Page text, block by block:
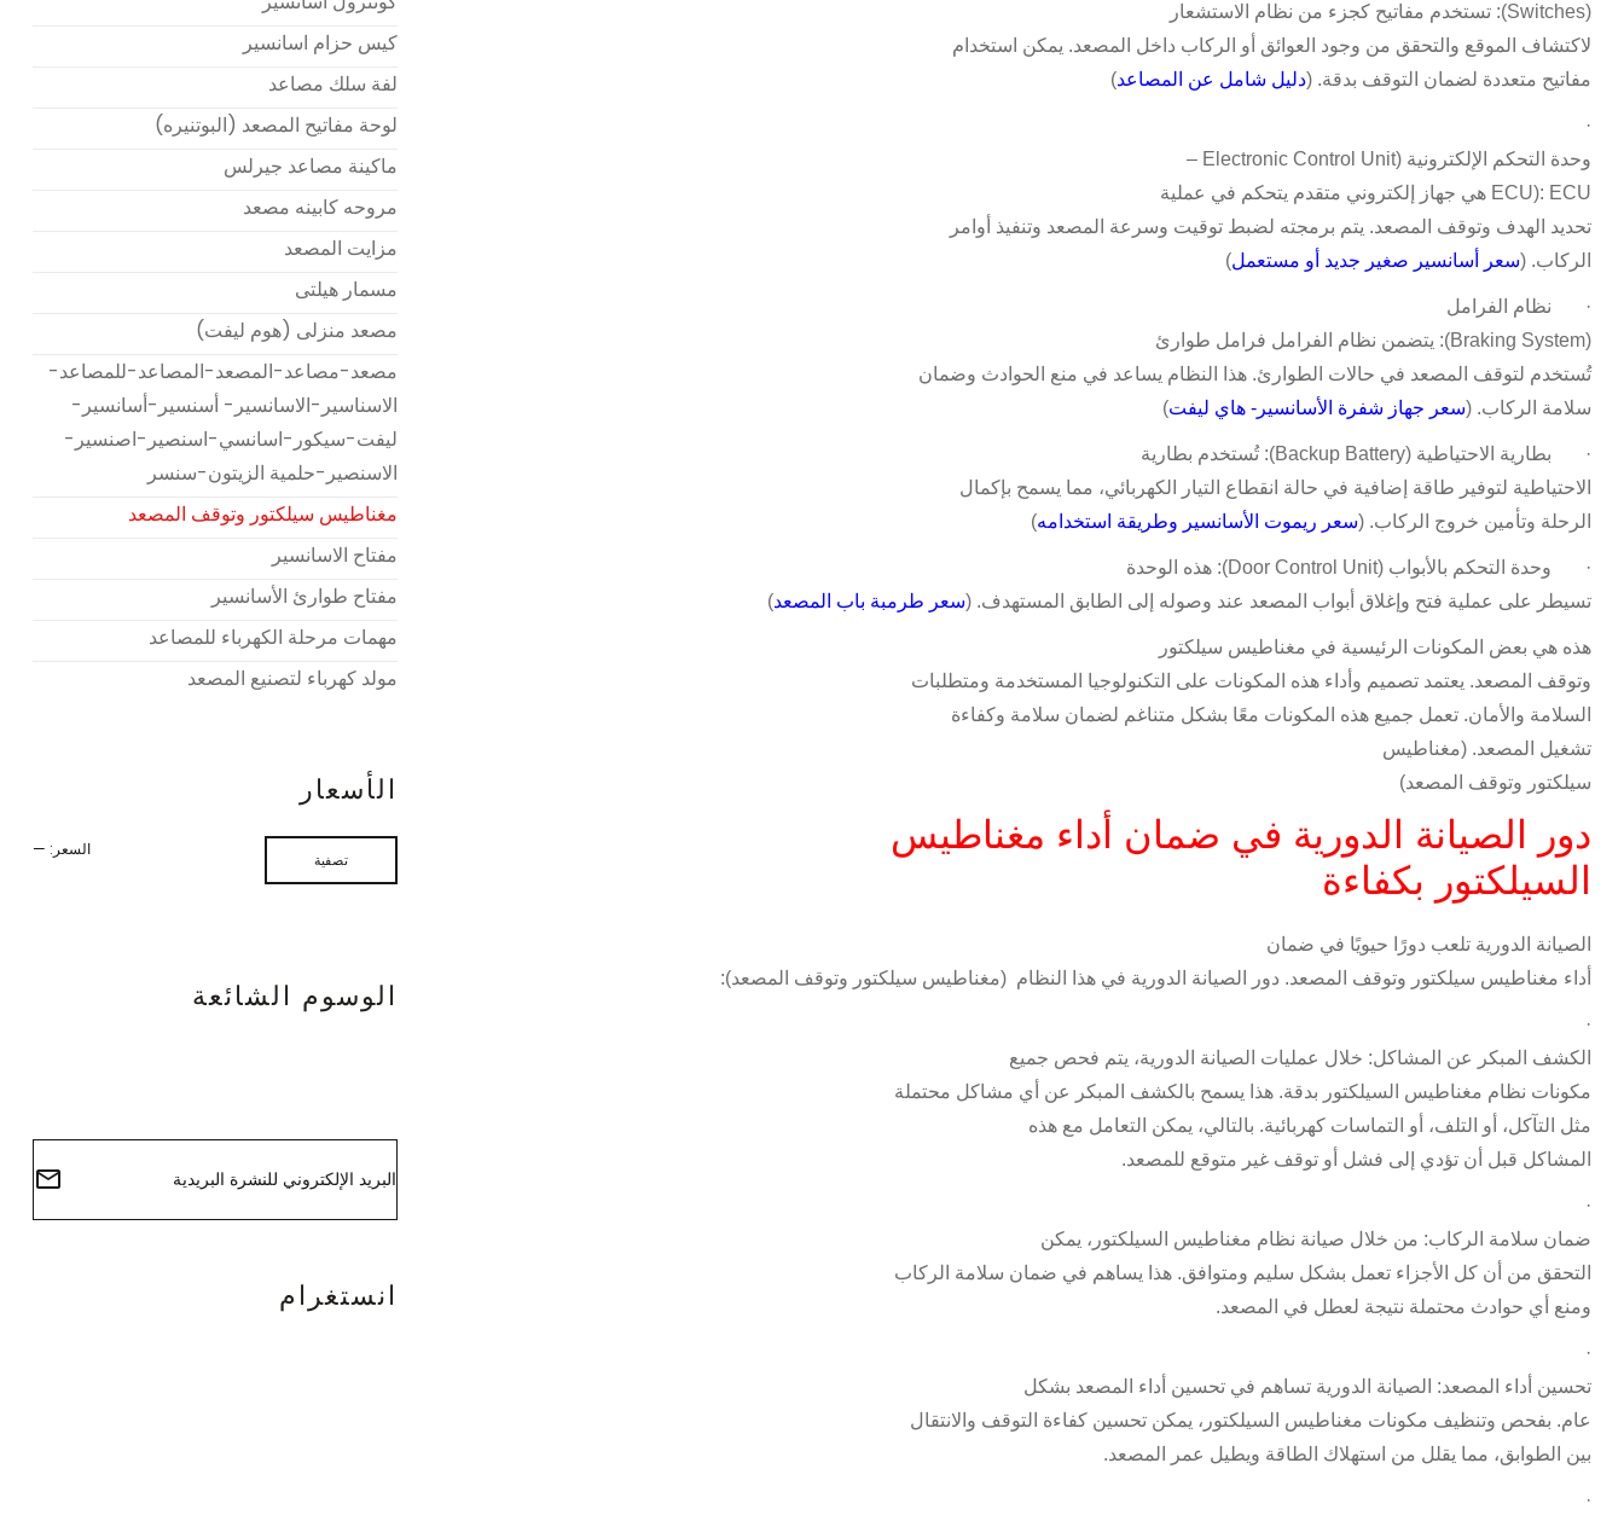
كيس حزام اسانسير
لفة سلك مصاعد
لوحة مفاتيح المصعد (البوتنيره)
ماكينة مصاعد جيرلس
مروحه كابينه مصعد
مزايت المصعد
مسمار هيلتى
مصعد منزلى (هوم ليفت)
مصعد-مصاعد-المصعد-المصاعد-للمصاعد-
الاسناسير-الاسانسير- أسنسير-أسانسير-
ليفت-سيكور-اسانسي-اسنصير-اصنسير-
الاسنصير-حلمية الزيتون-سنسر
مغناطيس سيلكتور وتوقف المصعد
مفتاح الاسانسير
مفتاح طوارئ الأسانسير
مهمات مرحلة الكهرباء للمصاعد
مولد كهرباء لتصنيع المصعد
الأسعار
تصفية
السعر: —
الوسوم الشائعة
انستغرام
(Switches):
تستخدم مفاتيح كجزء من نظام الاستشعار
لاكتشاف الموقع والتحقق من وجود العوائق أو الركاب داخل المصعد. يمكن استخدام
مفاتيح متعددة لضمان التوقف بدقة. (دليل شامل عن المصاعد)
·
وحدة التحكم الإلكترونية (Electronic Control Unit –
ECU): ECU هي جهاز إلكتروني متقدم يتحكم في عملية
تحديد الهدف وتوقف المصعد. يتم برمجته لضبط توقيت وسرعة المصعد وتنفيذ أوامر
الركاب. (سعر أسانسير صغير جديد أو مستعمل)
·
نظام الفرامل
(Braking System):
يتضمن نظام الفرامل فرامل طوارئ
تُستخدم لتوقف المصعد في حالات الطوارئ. هذا النظام يساعد في منع الحوادث وضمان
سلامة الركاب. (سعر جهاز شفرة الأسانسير- هاي ليفت)
· بطارية الاحتياطية (Backup Battery):
تُستخدم بطارية
الاحتياطية لتوفير طاقة إضافية في حالة انقطاع التيار الكهربائي، مما يسمح بإكمال
الرحلة وتأمين خروج الركاب. (سعر ريموت الأسانسير وطريقة استخدامه)
· وحدة التحكم بالأبواب (Door Control Unit):
هذه الوحدة
تسيطر على عملية فتح وإغلاق أبواب المصعد عند وصوله إلى الطابق المستهدف. (سعر طرمبة باب المصعد)
هذه هي بعض المكونات الرئيسية في مغناطيس سيلكتور
وتوقف المصعد. يعتمد تصميم وأداء هذه المكونات على التكنولوجيا المستخدمة ومتطلبات
السلامة والأمان. تعمل جميع هذه المكونات معًا بشكل متناغم لضمان سلامة وكفاءة
تشغيل المصعد. (مغناطيس
سيلكتور وتوقف المصعد)
دور الصيانة الدورية في ضمان أداء مغناطيس
السيلكتور بكفاءة
الصيانة الدورية تلعب دورًا حيويًا في ضمان
أداء مغناطيس سيلكتور وتوقف المصعد. دور الصيانة الدورية في هذا النظام (مغناطيس سيلكتور وتوقف المصعد):
·
الكشف المبكر عن المشاكل: خلال عمليات الصيانة الدورية، يتم فحص جميع
مكونات نظام مغناطيس السيلكتور بدقة. هذا يسمح بالكشف المبكر عن أي مشاكل محتملة
مثل التآكل، أو التلف، أو التماسات كهربائية. بالتالي، يمكن التعامل مع هذه
المشاكل قبل أن تؤدي إلى فشل أو توقف غير متوقع للمصعد.
·
ضمان سلامة الركاب: من خلال صيانة نظام مغناطيس السيلكتور، يمكن
التحقق من أن كل الأجزاء تعمل بشكل سليم ومتوافق. هذا يساهم في ضمان سلامة الركاب
ومنع أي حوادث محتملة نتيجة لعطل في المصعد.
·
تحسين أداء المصعد: الصيانة الدورية تساهم في تحسين أداء المصعد بشكل
عام. بفحص وتنظيف مكونات مغناطيس السيلكتور، يمكن تحسين كفاءة التوقف والانتقال
بين الطوابق، مما يقلل من استهلاك الطاقة ويطيل عمر المصعد.
·